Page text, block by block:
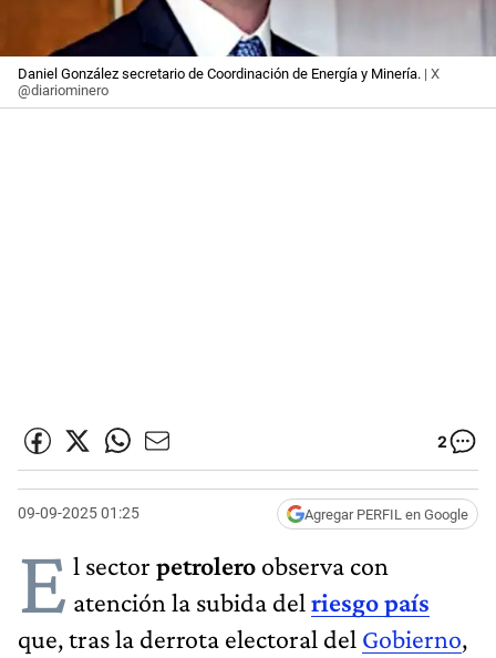
Daniel González secretario de Coordinación de Energía y Minería. | X
@diariominero
2
09-09-2025 01:25 Agregar PERFIL en Google
E l sector petrolero observa con
atención la subida del riesgo país
que, tras la derrota electoral del Gobierno,